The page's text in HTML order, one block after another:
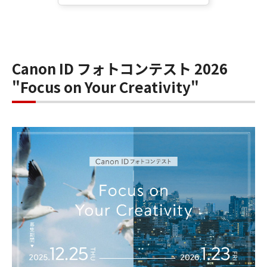
Canon ID フォトコンテスト 2026
"Focus on Your Creativity"